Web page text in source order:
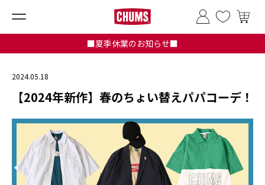
■夏季休業のお知らせ■
2024.05.18
【2024年新作】春のちょい替えパパコーデ！